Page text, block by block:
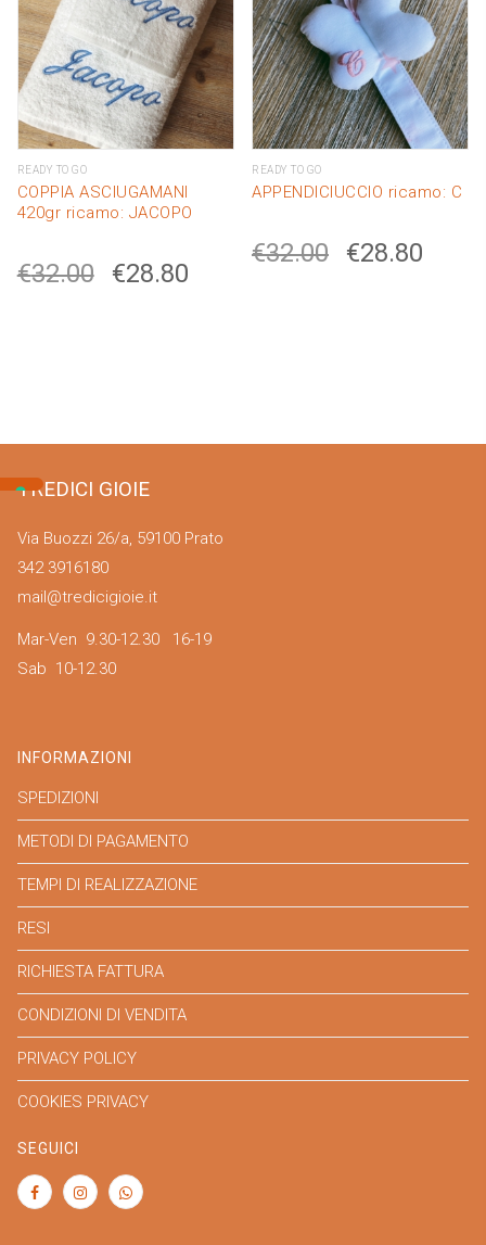
READY TO GO
COPPIA ASCIUGAMANI
420gr ricamo: JACOPO
€32.00 €28.80
READY TO GO
APPENDICIUCCIO ricamo: C
€32.00 €28.80
TREDICI GIOIE
Via Buozzi 26/a, 59100 Prato
342 3916180
mail@tredicigioie.it
Mar-Ven 9.30-12.30 16-19
Sab 10-12.30
INFORMAZIONI
SPEDIZIONI
METODI DI PAGAMENTO
TEMPI DI REALIZZAZIONE
RESI
RICHIESTA FATTURA
CONDIZIONI DI VENDITA
PRIVACY POLICY
COOKIES PRIVACY
SEGUICI